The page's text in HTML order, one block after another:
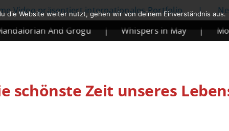
präsentiert internationales Portfolio | Netflix
And Grogu | Whispers in May |
Mortal
schönste Zeit unseres
die Website weiter nutzt, gehen wir von deinem Einverständnis aus.